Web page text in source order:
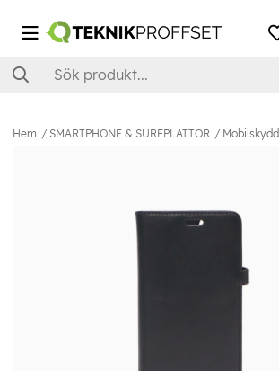
Hem SMARTPHONE & SURFPLATTOR Mobilskydd